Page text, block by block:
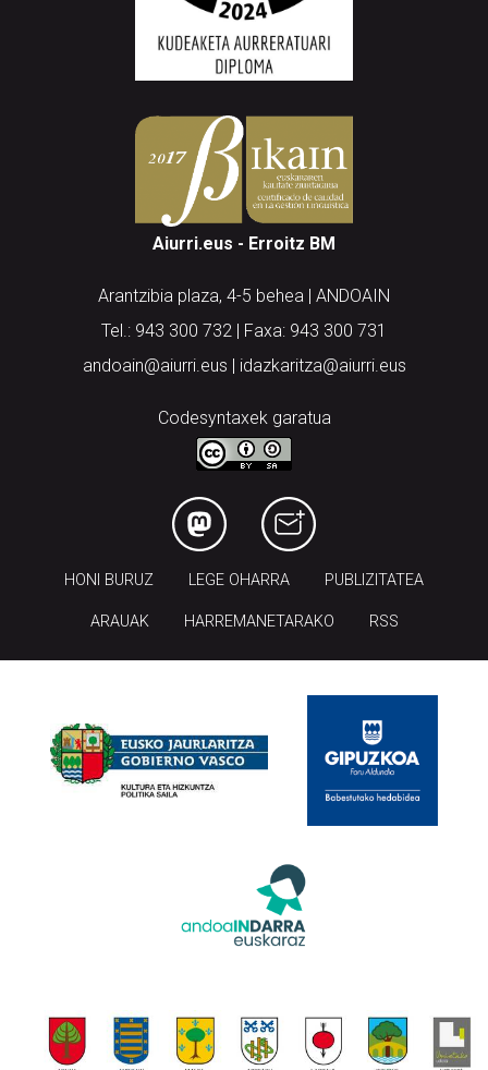
Aiurri.eus - Erroitz BM
Arantzibia plaza, 4-5 behea | ANDOAIN
Tel.: 943 300 732 | Faxa: 943 300 731
andoain@aiurri.eus | idazkaritza@aiurri.eus
Codesyntaxek garatua
HONI BURUZ LEGE OHARRA PUBLIZITATEA
ARAUAK HARREMANETARAKO RSS